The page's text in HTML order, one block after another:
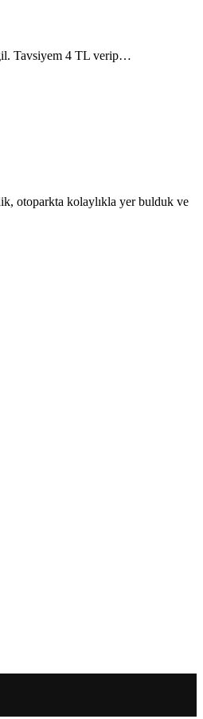
Tavsiyem 4 TL verip…
otoparkta kolaylıkla yer bulduk ve